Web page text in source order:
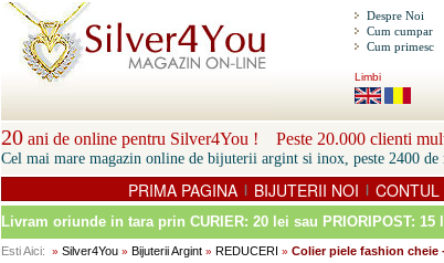
Despre Noi
Cum cumpar
Cum primesc
Limbi
20 ani de online pentru Silver4You ! Peste 20.000 clienti
Cel mai mare magazin online de bijuterii argint si inox, peste 2400 de
PRIMA PAGINA | BIJUTERII NOI | CONTUL
Livram oriunde in tara prin CURIER: 20 lei sau PRIORIPOST: 15
Esti Aici: » Silver4You » Bijuterii Argint » REDUCERI » Colier piele fashion cheie